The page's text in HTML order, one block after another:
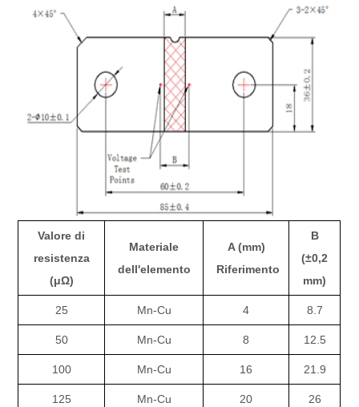
Valore di
resistenza
(μΩ)
Materiale
dell'elemento
A (mm)
Riferimento
B
(±0,2
mm)
25 Mn-Cu 4 8.7
50 Mn-Cu 8 12.5
100 Mn-Cu 16 21.9
125 Mn-Cu 20 26